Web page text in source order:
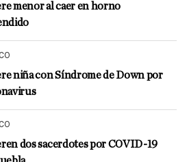
menor al caer en horno
niña con Síndrome de Down por
dos sacerdotes por COVID-19